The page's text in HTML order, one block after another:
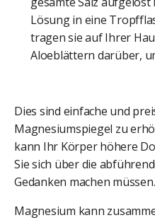
Lösung in eine
tragen sie auf Ihrer
Aloeblättern darüber,
Dies sind einfache und
Magnesiumspiegel zu
kann Ihr Körper höhere
Sie sich über die
Gedanken machen müssen.
Magnesium kann